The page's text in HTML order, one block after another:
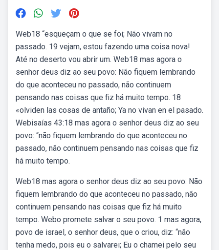
Web18 “esqueçam o que se foi; Não vivam no
passado. 19 vejam, estou fazendo uma coisa nova!
Até no deserto vou abrir um. Web18 mas agora o
senhor deus diz ao seu povo: Não fiquem lembrando
do que aconteceu no passado, não continuem
pensando nas coisas que fiz há muito tempo. 18
«olviden las cosas de antaño; Ya no vivan en el pasado.
Webisaías 43:18 mas agora o senhor deus diz ao seu
povo: “não fiquem lembrando do que aconteceu no
passado, não continuem pensando nas coisas que fiz
há muito tempo.
Web18 mas agora o senhor deus diz ao seu povo: Não
fiquem lembrando do que aconteceu no passado, não
continuem pensando nas coisas que fiz há muito
tempo. Webo promete salvar o seu povo. 1 mas agora,
povo de israel, o senhor deus, que o criou, diz: “não
tenha medo, pois eu o salvarei; Eu o chamei pelo seu